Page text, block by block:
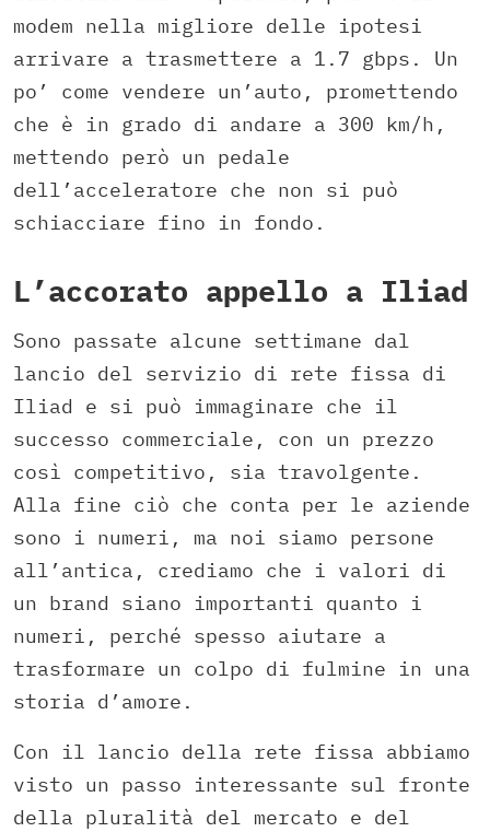
modem nella migliore delle ipotesi
arrivare a trasmettere a 1.7 gbps. Un
po’ come vendere un’auto, promettendo
che è in grado di andare a 300 km/h,
mettendo però un pedale
dell’acceleratore che non si può
schiacciare fino in fondo.
L’accorato appello a Iliad
Sono passate alcune settimane dal
lancio del servizio di rete fissa di
Iliad e si può immaginare che il
successo commerciale, con un prezzo
così competitivo, sia travolgente.
Alla fine ciò che conta per le aziende
sono i numeri, ma noi siamo persone
all’antica, crediamo che i valori di
un brand siano importanti quanto i
numeri, perché spesso aiutare a
trasformare un colpo di fulmine in una
storia d’amore.
Con il lancio della rete fissa abbiamo
visto un passo interessante sul fronte
della pluralità del mercato e del